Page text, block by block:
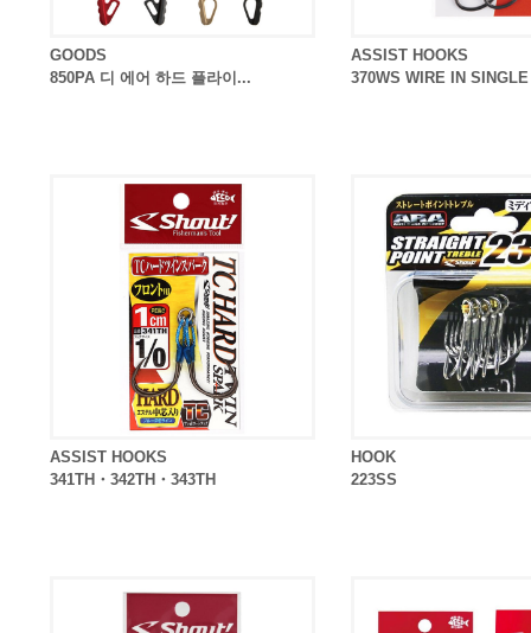
GOODS
850PA 디 에어 하드 플라이...
ASSIST HOOKS
370WS WIRE IN
ASSIST HOOKS
341TH・342TH・343TH
HOOK
223SS